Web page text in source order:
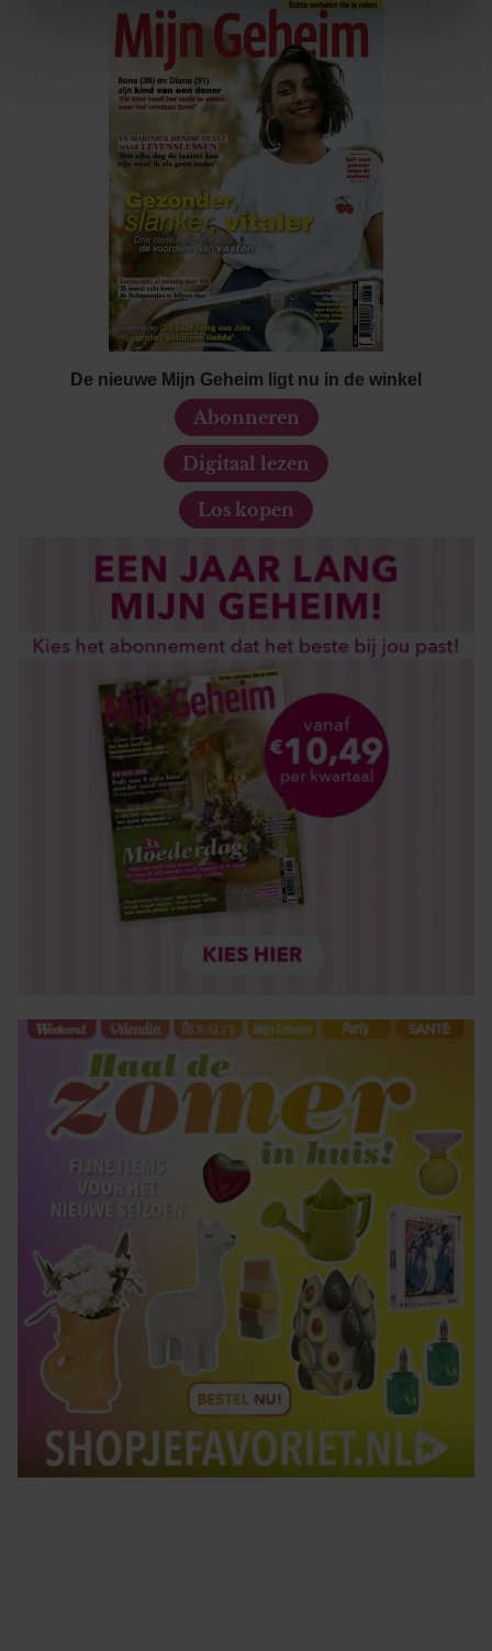
We gebruiken cookies om content en advertenties te
personaliseren, om functies voor social media te bieden
en om ons websiteverkeer te analyseren. Ook delen we
informatie over uw gebruik van onze site met onze
partners voor social media, adverteren en analyse. Deze
partners kunnen deze gegevens combineren met andere
informatie die u aan ze heeft verstrekt of die ze hebben
verzameld op basis van uw gebruik van hun services. U
gaat akkoord met onze cookies als u onze website blijft
De nieuwe Mijn Geheim ligt nu in de winkel
Abonneren
Digitaal lezen
Los kopen